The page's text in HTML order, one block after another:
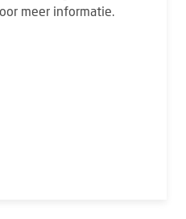
meer informatie.